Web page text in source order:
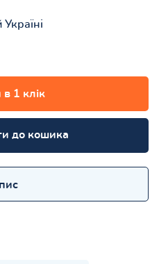
Україні
1 клік
до кошика